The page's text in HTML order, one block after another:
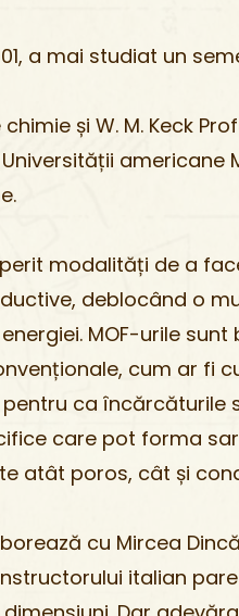
mai studiat un
și W. M. Keck
de a face
deblocând o
MOF-urile
cum ar fi
ca încărcăturile
care pot forma
atât poros, cât și
cu Mircea
italian